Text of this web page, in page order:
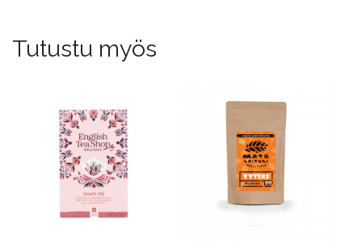
Tutustu myös